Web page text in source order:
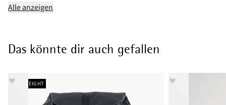
Alle anzeigen
Das könnte dir auch gefallen
LIGHTWEIGHT